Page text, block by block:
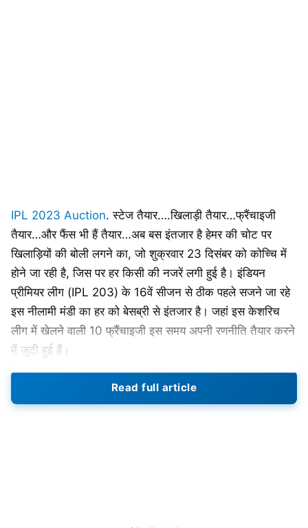
IPL 2023 Auction. स्टेज तैयार….खिलाड़ी तैयार…फ्रैंचाइजी
तैयार…और फैंस भी हैं तैयार…अब बस इंतजार है हेमर की चोट पर
खिलाड़ियों की बोली लगने का, जो शुक्रवार 23 दिसंबर को कोच्चि में
होने जा रही है, जिस पर हर किसी की नजरें लगी हुई है। इंडियन
प्रीमियर लीग (IPL 203) के 16वें सीजन से ठीक पहले सजने जा रहे
इस नीलामी मंडी का हर को बेसब्री से इंतजार है। जहां इस केशरिच
लीग में खेलने वाली 10 फ्रैंचाइजी इस समय अपनी रणनीति तैयार करने
में जुटी हुई हैं।
कोलकाता नाइट राइडर्स (KKR) के पास बचे हैं
केवल 7.05 करोड़ रुपये
Read full article